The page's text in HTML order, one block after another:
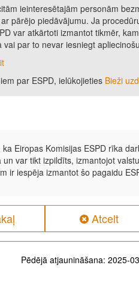
ieinteresētajām personām
pārējo piedāvājumu. Ja
var atkārtoti izmantot tikmēr,
par to nevar iesniegt
par ESPD, ielūkojieties Bieži
ka Eiropas Komisijas ESPD rīka
un var tikt izpildīts, izmantojot
ir iespēja izmantot šo pagaidu
Atcelt
Pēdējā atjaunināšana: 2025-